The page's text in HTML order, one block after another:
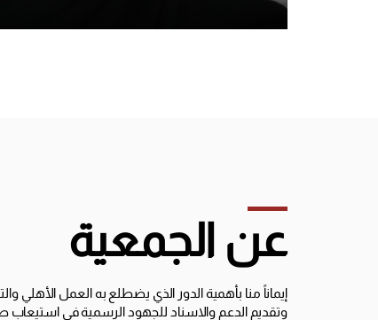
عن الجمعية
إيماناً منا بأهمية الدور الذي يضطلع به العمل الأهلي
وتقديم الدعم والاسناد للجهود الرسمية في استيعاب